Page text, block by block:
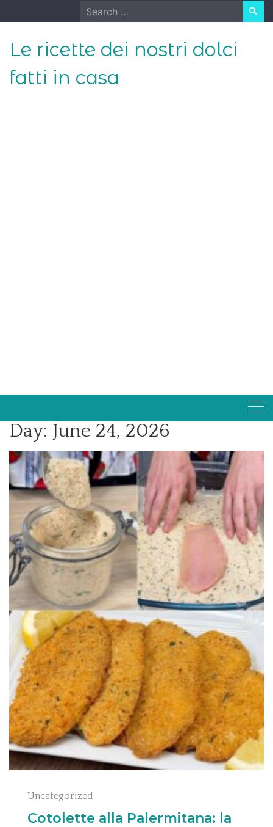
to
Search
for:
Le ricette dei nostri dolci
fatti in casa
Day: June 24, 2026
Uncategorized
Cotolette alla Palermitana: la